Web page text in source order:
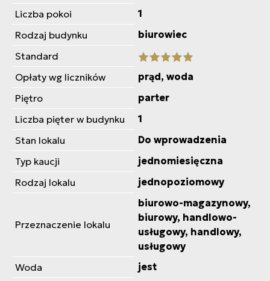
Liczba pokoi
1
Rodzaj budynku
biurowiec
Standard
Opłaty wg liczników
prąd, woda
Piętro
parter
Liczba pięter w budynku
1
Stan lokalu
Do wprowadzenia
Typ kaucji
jednomiesięczna
Rodzaj lokalu
jednopoziomowy
Przeznaczenie lokalu
biurowo-magazynowy,
biurowy, handlowo-
usługowy, handlowy,
usługowy
Woda
jest